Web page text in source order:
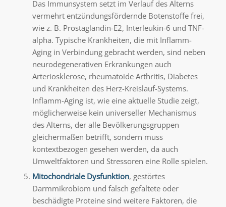
Das Immunsystem setzt im Verlauf des Alterns
vermehrt entzündungsfördernde Botenstoffe frei,
wie z. B. Prostaglandin-E2, Interleukin-6 und TNF-
alpha. Typische Krankheiten, die mit Inflamm-
Aging in Verbindung gebracht werden, sind neben
neurodegenerativen Erkrankungen auch
Arteriosklerose, rheumatoide Arthritis, Diabetes
und Krankheiten des Herz-Kreislauf-Systems.
Inflamm-Aging ist, wie eine aktuelle Studie zeigt,
möglicherweise kein universeller Mechanismus
des Alterns, der alle Bevölkerungsgruppen
gleichermaßen betrifft, sondern muss
kontextbezogen gesehen werden, da auch
Umweltfaktoren und Stressoren eine Rolle spielen.
Mitochondriale Dysfunktion, gestörtes
Darmmikrobiom und falsch gefaltete oder
beschädigte Proteine sind weitere Faktoren, die